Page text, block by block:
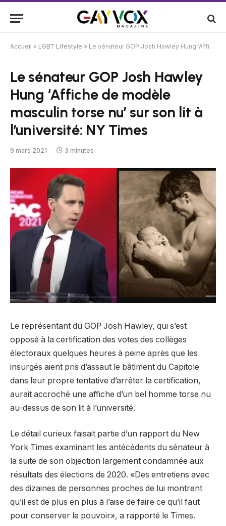
Accueil » LGBT Lifestyle » Le sénateur GOP Josh Hawley Hung ‘Affiche de modèle masculin torse nu’ sur son lit à l’université: NY Times
Le sénateur GOP Josh Hawley
Hung ‘Affiche de modèle
masculin torse nu’ sur son lit à
l’université: NY Times
9 mars 2021 3 minutes
Le représentant du GOP Josh Hawley, qui s’est
opposé à la certification des votes des collèges
électoraux quelques heures à peine après que les
insurgés aient pris d’assaut le bâtiment du Capitole
dans leur propre tentative d’arrêter la certification,
aurait accroché une affiche d’un bel homme torse nu
au-dessus de son lit à l’université.
Le détail curieux faisait partie d’un rapport du New
York Times examinant les antécédents du sénateur à
la suite de son objection largement condamnée aux
résultats des élections de 2020. «Des entretiens avec
des dizaines de personnes proches de lui montrent
qu’il est de plus en plus à l’aise de faire ce qu’il faut
pour conserver le pouvoir», a rapporté le Times.